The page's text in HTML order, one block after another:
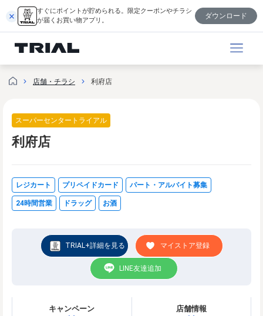
を
キ
すぐにポイントが貯められる。限定クーポンやチラシ
が届くお買い物アプリ。
ダウンロード
店舗・チラシ 利府店
スーパーセンタートライアル
利府店
レジカート プリペイドカード パート・アルバイト募集
24時間営業 ドラッグ お酒
TRIAL+詳細を見る マイストア登録
LINE友達追加
キャンペーン 店舗情報